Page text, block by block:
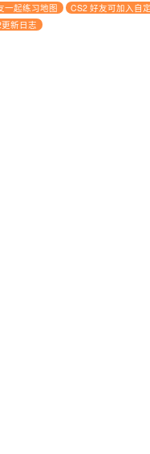
一起练习地图 CS2 好友可加入自
更新日志